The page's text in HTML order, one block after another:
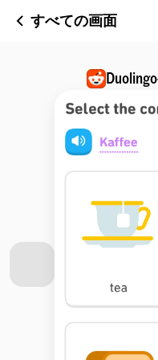
すべての画面
Duolingo